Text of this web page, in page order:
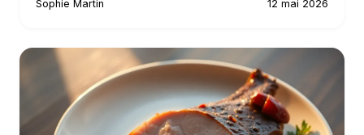
Sophie Martin 12 mai 2026